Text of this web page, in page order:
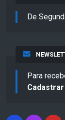
De
Para
Cadastrar